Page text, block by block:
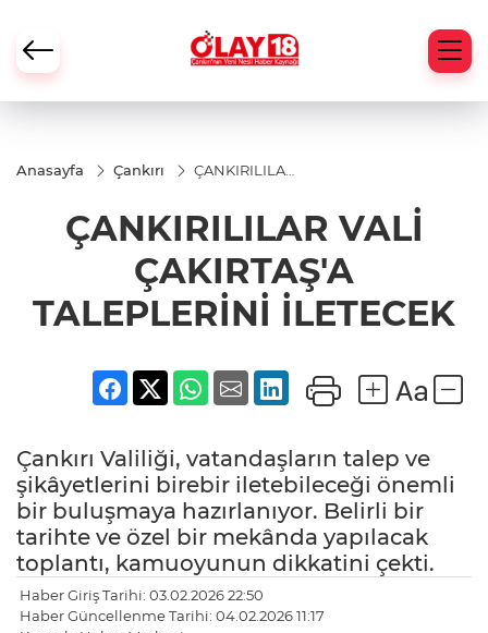
Anasayfa Çankırı
ÇANKIRILILAR
TALEPLERİNİ
İLETECEK
ÇANKIRILILAR VALİ
ÇAKIRTAŞ'A
TALEPLERİNİ İLETECEK
Çankırı Valiliği, vatandaşların talep ve
şikâyetlerini birebir iletebileceği önemli
bir buluşmaya hazırlanıyor. Belirli bir
tarihte ve özel bir mekânda yapılacak
toplantı, kamuoyunun dikkatini çekti.
Haber Giriş Tarihi: 03.02.2026 22:50
Haber Güncellenme Tarihi: 04.02.2026 11:17